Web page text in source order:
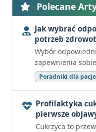
Polecane
Jak wybrać
potrzeb
Wybór
zapewnienia
Poradniki dla
Profilaktyka
pierwsze
Cukrzyca to